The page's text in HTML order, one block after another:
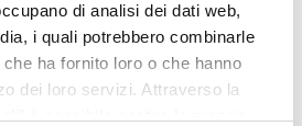
di analisi dei dati web,
i quali potrebbero combinarle
ha fornito loro o che hanno
dei loro servizi. Attraverso la
A Muro
€ 302,00